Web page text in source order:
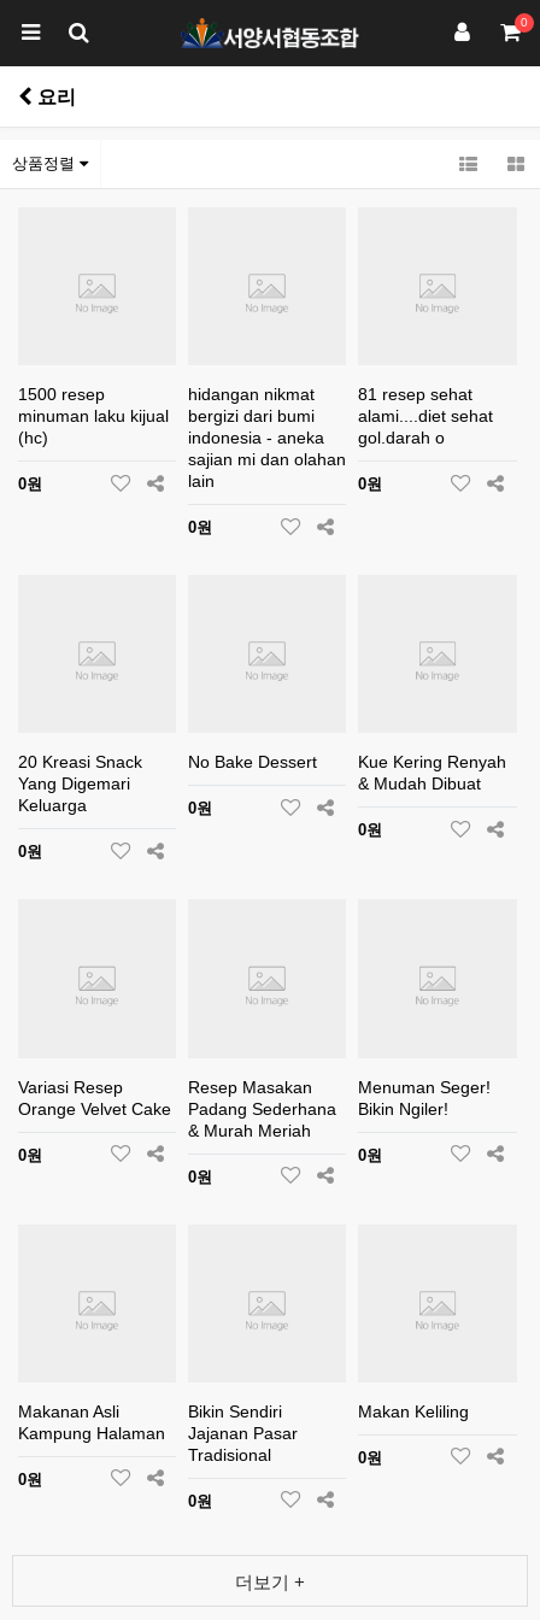
0
요리
상품정렬
1500 resep
minuman laku kijual
(hc)
0원
hidangan nikmat
bergizi dari bumi
indonesia - aneka
sajian mi dan olahan
lain
0원
81 resep sehat
alami....diet sehat
gol.darah o
0원
20 Kreasi Snack
Yang Digemari
Keluarga
0원
No Bake Dessert
0원
Kue Kering Renyah
& Mudah Dibuat
0원
Variasi Resep
Orange Velvet Cake
0원
Resep Masakan
Padang Sederhana
& Murah Meriah
0원
Menuman Seger!
Bikin Ngiler!
0원
Makanan Asli
Kampung Halaman
0원
Bikin Sendiri
Jajanan Pasar
Tradisional
0원
Makan Keliling
0원
더보기 +